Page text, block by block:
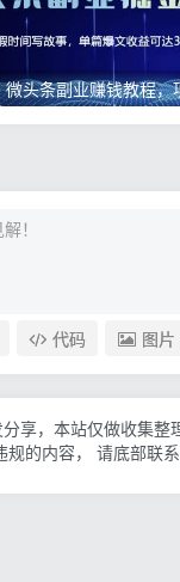
代码 图片
享，本站仅做收集
的内容， 请底部联